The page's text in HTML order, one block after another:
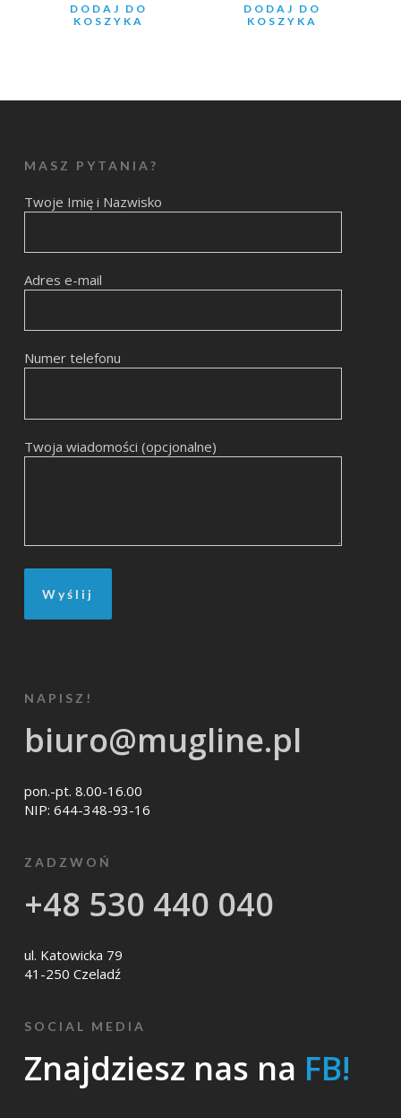
DODAJ DO
KOSZYKA
DODAJ DO
KOSZYKA
MASZ PYTANIA?
Twoje Imię i Nazwisko
Adres e-mail
Numer telefonu
Twoja wiadomości (opcjonalne)
NAPISZ!
biuro@mugline.pl
pon.-pt. 8.00-16.00
NIP: 644-348-93-16
ZADZWOŃ
+48 530 440 040
ul. Katowicka 79
41-250 Czeladź
SOCIAL MEDIA
Znajdziesz nas na FB!